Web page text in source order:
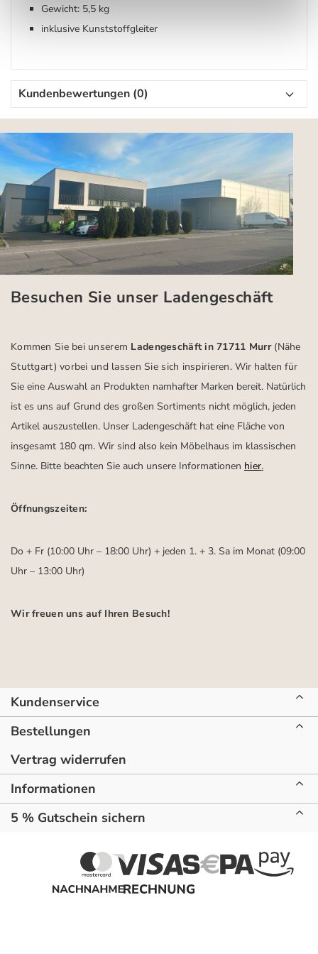
Gewicht: 5,5 kg
inklusive Kunststoffgleiter
Kundenbewertungen (0)
Besuchen Sie unser Ladengeschäft
Kommen Sie bei unserem Ladengeschäft in 71711 Murr (Nähe
Stuttgart) vorbei und lassen Sie sich inspirieren.Wir halten für
Sie eine Auswahl an Produkten namhafter Marken bereit. Natürlich
ist es uns auf Grund des großen Sortiments nicht möglich, jeden
Artikel auszustellen. Unser Ladengeschäft hat eine Fläche von
insgesamt 180 qm. Wir sind also kein Möbelhaus im klassischen
Sinne. Bitte beachten Sie auch unsere Informationen hier.
Öffnungszeiten:
Do + Fr (10:00 Uhr – 18:00 Uhr) + jeden 1. + 3. Sa im Monat (09:00
Uhr – 13:00 Uhr)
Wir freuen uns auf Ihren Besuch!
Kundenservice
Bestellungen
Vertrag widerrufen
Informationen
5 % Gutschein sichern